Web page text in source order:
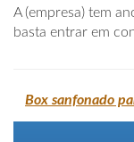
A (empresa) tem
basta entrar em
Box sanfonado